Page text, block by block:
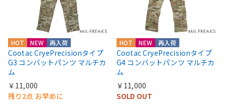
HOT NEW 再入荷
Cootac CryePrecisionタイプ
G3 コンバットパンツ マルチカ
ム
￥11,000
残り2点 お早めに
HOT NEW 再入荷
Cootac CryePrecisionタイプ
G4 コンバットパンツ マルチカ
ム
￥11,000
SOLD OUT